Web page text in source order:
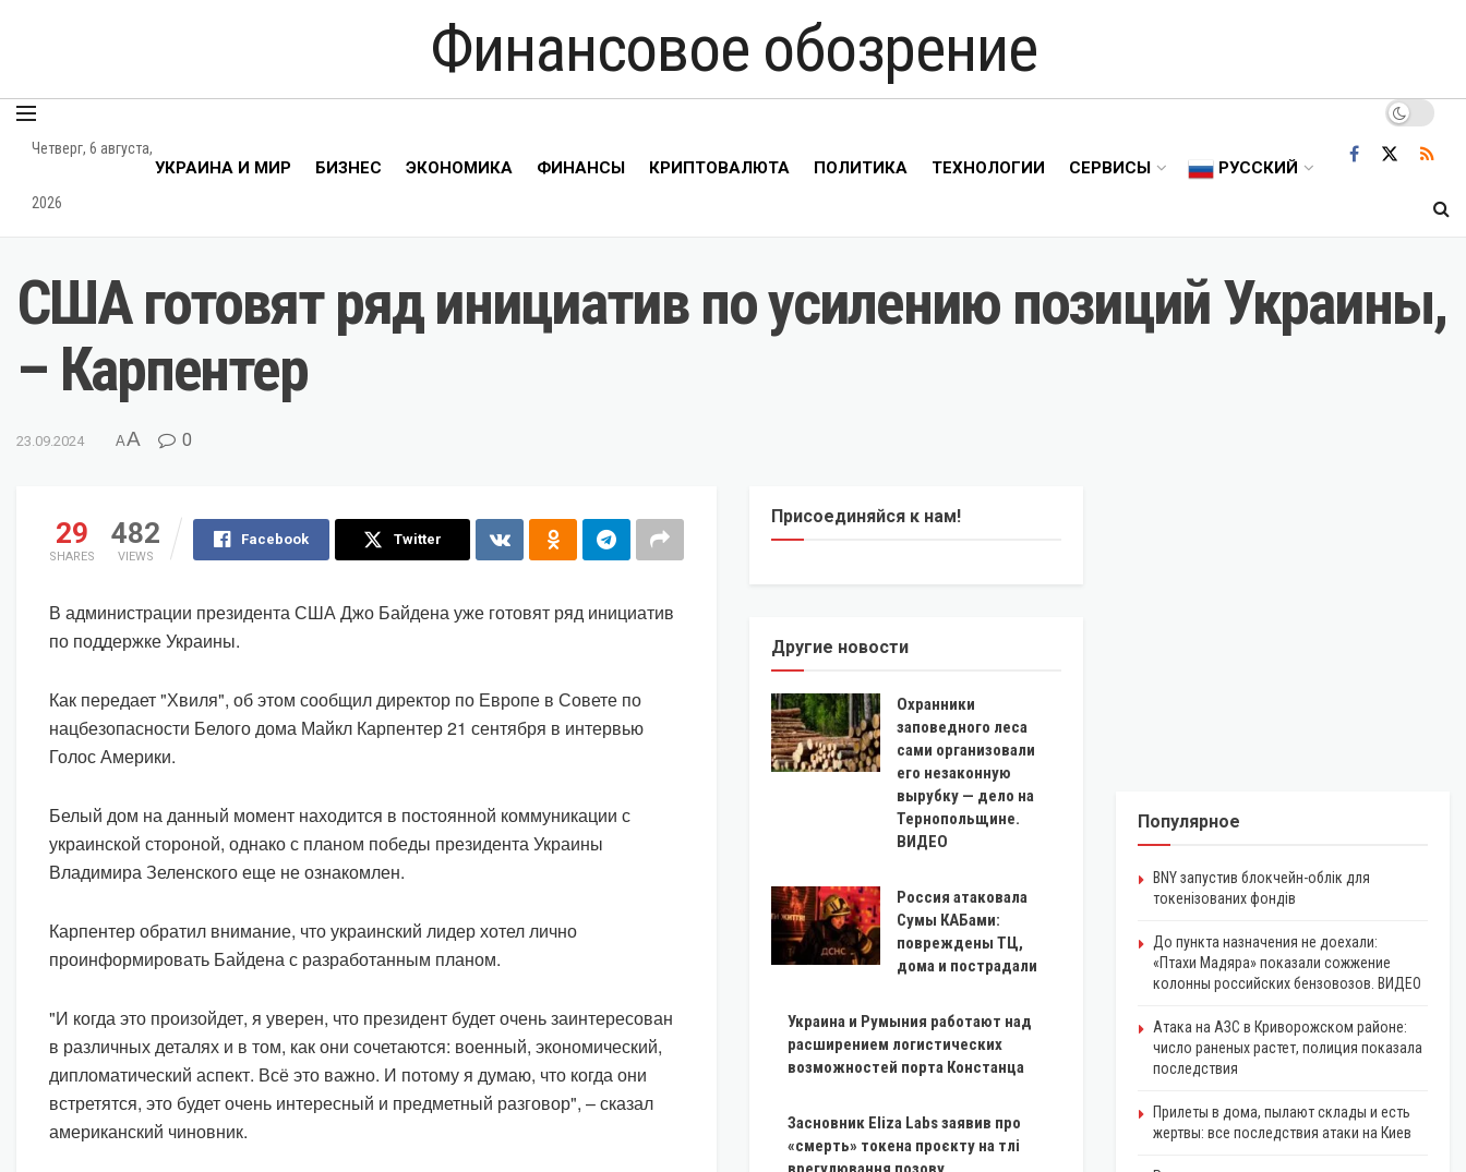
Финансовое обозрение
Четверг, 6 августа,
2026
УКРАИНА И МИР БИЗНЕС ЭКОНОМИКА ФИНАНСЫ КРИПТОВАЛЮТА ПОЛИТИКА ТЕХНОЛОГИИ СЕРВИСЫ РУССКИЙ
США готовят ряд инициатив по усилению позиций Украины,
– Карпентер
23.09.2024 AA 0
29
SHARES
482
VIEWS
Facebook Twitter
В администрации президента США Джо Байдена уже готовят ряд инициатив
по поддержке Украины.
Как передает "Хвиля", об этом сообщил директор по Европе в Совете по
нацбезопасности Белого дома Майкл Карпентер 21 сентября в интервью
Голос Америки.
Белый дом на данный момент находится в постоянной коммуникации с
украинской стороной, однако с планом победы президента Украины
Владимира Зеленского еще не ознакомлен.
Карпентер обратил внимание, что украинский лидер хотел лично
проинформировать Байдена с разработанным планом.
"И когда это произойдет, я уверен, что президент будет очень заинтересован
в различных деталях и в том, как они сочетаются: военный, экономический,
дипломатический аспект. Всё это важно. И потому я думаю, что когда они
встретятся, это будет очень интересный и предметный разговор", – сказал
американский чиновник.
Присоединяйся к нам!
Другие новости
Охранники
заповедного леса
сами организовали
его незаконную
вырубку — дело на
Тернопольщине.
ВИДЕО
Россия атаковала
Сумы КАБами:
повреждены ТЦ,
дома и пострадали
Украина и Румыния работают над
расширением логистических
возможностей порта Констанца
Засновник Eliza Labs заявив про
«смерть» токена проєкту на тлі
Популярное
BNY запустив блокчейн-облік для
токенізованих фондів
До пункта назначения не доехали:
«Птахи Мадяра» показали сожжение
колонны российских бензовозов. ВИДЕО
Атака на АЗС в Криворожском районе:
число раненых растет, полиция показала
последствия
Прилеты в дома, пылают склады и есть
жертвы: все последствия атаки на Киев